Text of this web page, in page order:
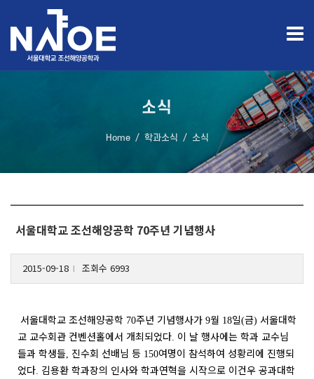
소식
Home 학과소식 소식
서울대학교 조선해양공학 70주년 기념행사
2015-09-18 조회수 6993
서울대학교 조선해양공학 70주년 기념행사가 9월 18일(금) 서울대학
교 교수회관 컨벤션홀에서 개최되었다. 이 날 행사에는 학과 교수님
들과 학생들, 진수회 선배님 등 150여명이 참석하여 성황리에 진행되
었다. 김용환 학과장의 인사와 학과연혁을 시작으로 이건우 공과대학